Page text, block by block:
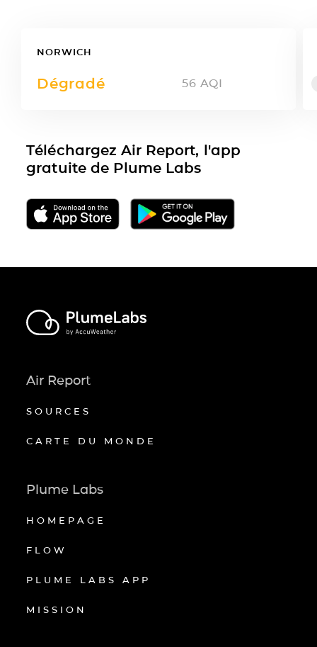
NORWICH
Dégradé 56 AQI
Téléchargez Air Report, l'app
gratuite de Plume Labs
Air Report
SOURCES
CARTE DU MONDE
Plume Labs
HOMEPAGE
FLOW
PLUME LABS APP
MISSION